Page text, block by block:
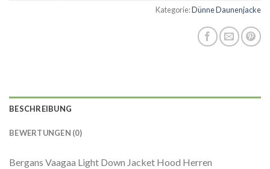
Kategorie:Dünne Daunenjacke
BESCHREIBUNG
BEWERTUNGEN (0)
Bergans Vaagaa Light Down Jacket Hood Herren